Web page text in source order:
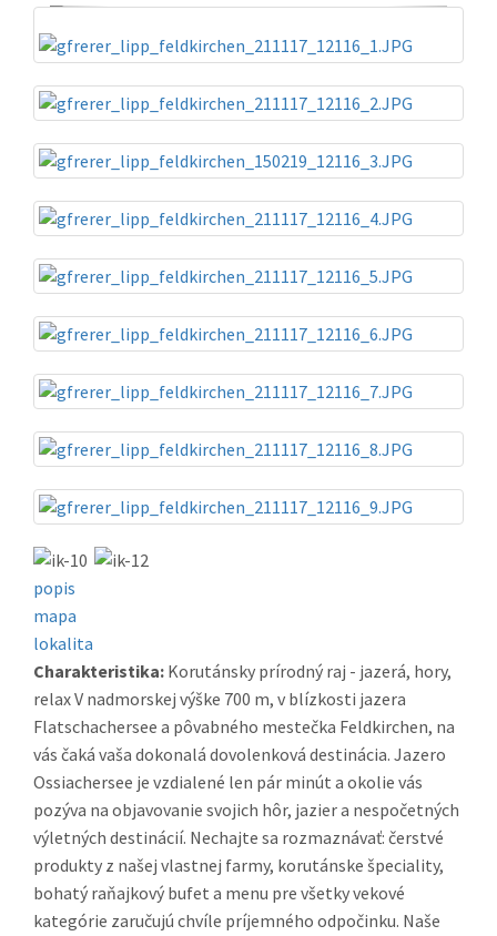
popis
mapa
lokalita
Charakteristika: Korutánsky prírodný raj - jazerá, hory,
relax V nadmorskej výške 700 m, v blízkosti jazera
Flatschachersee a pôvabného mestečka Feldkirchen, na
vás čaká vaša dokonalá dovolenková destinácia. Jazero
Ossiachersee je vzdialené len pár minút a okolie vás
pozýva na objavovanie svojich hôr, jazier a nespočetných
výletných destinácií. Nechajte sa rozmaznávať: čerstvé
produkty z našej vlastnej farmy, korutánske špeciality,
bohatý raňajkový bufet a menu pre všetky vekové
kategórie zaručujú chvíle príjemného odpočinku. Naše